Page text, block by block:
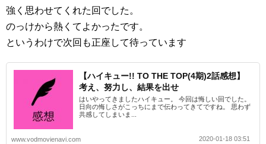
強く思わせてくれた回でした。
のっけから熱くてよかったです。
というわけで次回も正座して待っています
【ハイキュー!! TO THE TOP(4期)2話感想】
考え、努力し、結果を出せ
はいやってきましたハイキュー。 今回は悔しい回でした。
日向の悔しさがこっちにまで伝わってきてですね。 思わず
共感してしまいま...
www.vodmovienavi.com 2020-01-18 03:51